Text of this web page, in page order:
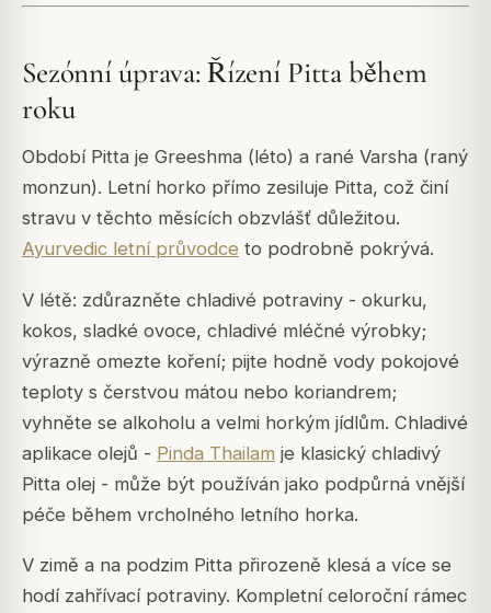
Sezónní úprava: Řízení Pitta během
roku
Období Pitta je Greeshma (léto) a rané Varsha (raný
monzun). Letní horko přímo zesiluje Pitta, což činí
stravu v těchto měsících obzvlášť důležitou.
Ayurvedic letní průvodce to podrobně pokrývá.
V létě: zdůrazněte chladivé potraviny - okurku,
kokos, sladké ovoce, chladivé mléčné výrobky;
výrazně omezte koření; pijte hodně vody pokojové
teploty s čerstvou mátou nebo koriandrem;
vyhněte se alkoholu a velmi horkým jídlům. Chladivé
aplikace olejů - Pinda Thailam je klasický chladivý
Pitta olej - může být používán jako podpůrná vnější
péče během vrcholného letního horka.
V zimě a na podzim Pitta přirozeně klesá a více se
hodí zahřívací potraviny. Kompletní celoroční rámec